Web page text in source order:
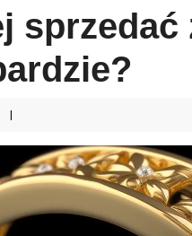
sprzedać